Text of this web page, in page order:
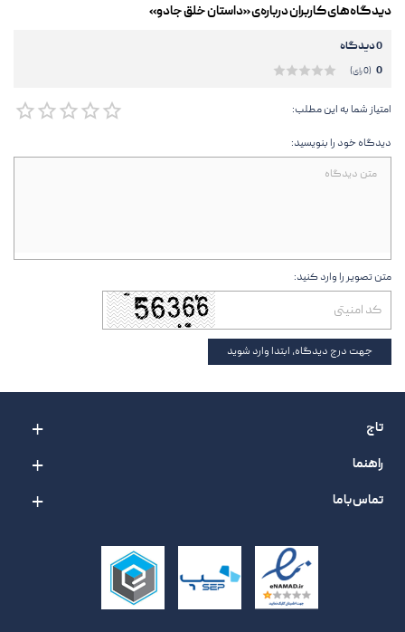
دیدگاه‌های کاربران درباره‌ی «داستان خلق جادو»
0 دیدگاه
0 (0 رای)
امتیاز شما به این مطلب:
دیدگاه خود را بنویسید:
متن تصویر را وارد کنید:
جهت درج دیدگاه، ابتدا وارد شوید
تاج
راهنما
تماس با ما